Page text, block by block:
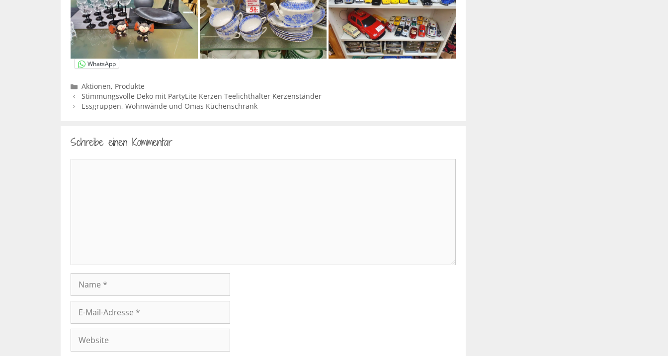
WhatsApp
Kategorien
Aktionen, Produkte
Stimmungsvolle Deko mit PartyLite Kerzen Teelichthalter Kerzenständer
Essgruppen, Wohnwände und Omas Küchenschrank
Schreibe einen Kommentar
Name
Mail-
Adresse
Website